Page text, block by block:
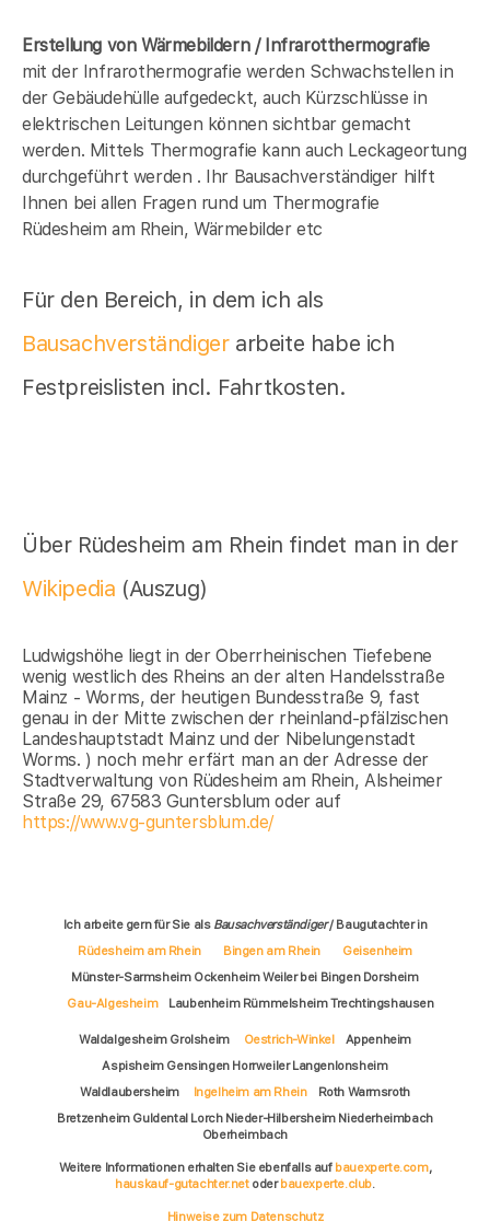
Erstellung von Wärmebildern / Infrarotthermografie
mit der Infrarothermografie werden Schwachstellen in
der Gebäudehülle aufgedeckt, auch Kürzschlüsse in
elektrischen Leitungen können sichtbar gemacht
werden. Mittels Thermografie kann auch Leckageortung
durchgeführt werden . Ihr Bausachverständiger hilft
Ihnen bei allen Fragen rund um Thermografie
Rüdesheim am Rhein, Wärmebilder etc
Für den Bereich, in dem ich als
Bausachverständigerarbeite habe ich
Festpreislisten incl. Fahrtkosten.
Über Rüdesheim am Rhein findet man in der
Wikipedia (Auszug)
Ludwigshöhe liegt in der Oberrheinischen Tiefebene
wenig westlich des Rheins an der alten Handelsstraße
Mainz - Worms, der heutigen Bundesstraße 9, fast
genau in der Mitte zwischen der rheinland-pfälzischen
Landeshauptstadt Mainz und der Nibelungenstadt
Worms. ) noch mehr erfärt man an der Adresse der
Stadtverwaltung von Rüdesheim am Rhein, Alsheimer
Straße 29, 67583 Guntersblum oder auf
https://www.vg-guntersblum.de/
Ich arbeite gern für Sie als Bausachverständiger/ Baugutachter in
Rüdesheim am Rhein
Bingen am Rhein
Geisenheim
Münster-Sarmsheim Ockenheim Weiler bei Bingen Dorsheim
Gau-Algesheim
Laubenheim Rümmelsheim Trechtingshausen
Waldalgesheim Grolsheim Oestrich-Winkel
Appenheim
Aspisheim Gensingen Horrweiler Langenlonsheim
Waldlaubersheim
Ingelheim am Rhein
Roth Warmsroth
Bretzenheim Guldental Lorch Nieder-Hilbersheim Niederheimbach
Oberheimbach
Weitere Informationen erhalten Sie ebenfalls auf bauexperte.com,
hauskauf-gutachter.netoderbauexperte.club.
Hinweise zum Datenschutz